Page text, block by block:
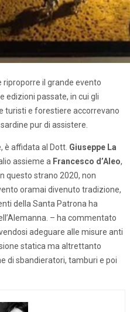
riproporre il grande evento
edizioni passate, in cui gli
turisti e forestiere accorrevano
pur di assistere.
è affidata al Dott. Giuseppe La
assieme a Francesco d’Aleo,
questo strano 2020, non
oramai divenuto tradizione,
della Santa Patrona ha
– ha commentato
adeguare alle misure anti
statica ma altrettanto
di sbandieratori, tamburi e poi